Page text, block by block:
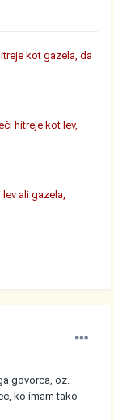
kot gazela, da
hitreje kot lev,
ali gazela,
govorca, oz.
ko imam tako